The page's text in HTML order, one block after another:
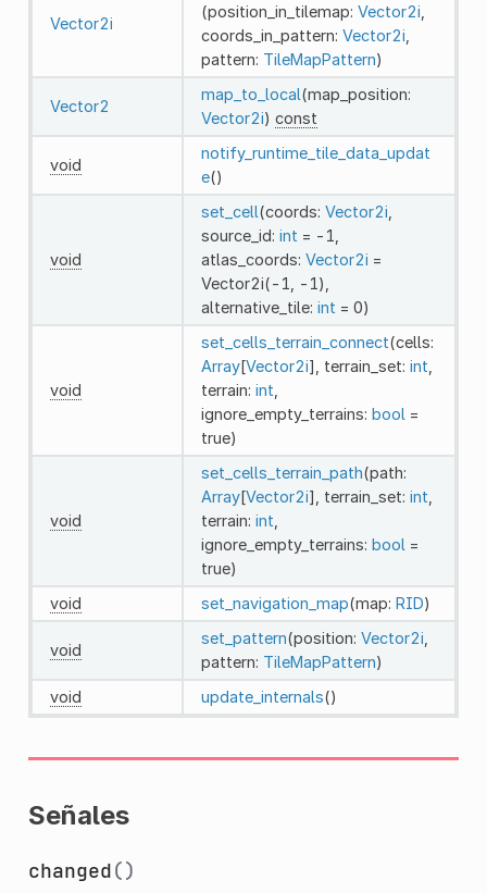
Vector2i
(position_in_tilemap: Vector2i
coords_in_pattern: Vector2i
pattern: TileMapPattern)
Vector2
map_to_local(map_position:
Vector2i) const
void
notify_runtime_tile_data_updat
e()
void
set_cell(coords: Vector2i
source_id: int = -1,
atlas_coords: Vector2i =
Vector2i(-1, -1),
alternative_tile: int = 0)
void
set_cells_terrain_connect(cells:
Array[Vector2i], terrain_set: int
terrain: int
ignore_empty_terrains: bool =
true)
void
set_cells_terrain_path(path:
Array[Vector2i], terrain_set: int
terrain: int
ignore_empty_terrains: bool =
true)
void
set_navigation_map(map: RID)
void
set_pattern(position: Vector2i
pattern: TileMapPattern)
void
update_internals()
Señales
changed()